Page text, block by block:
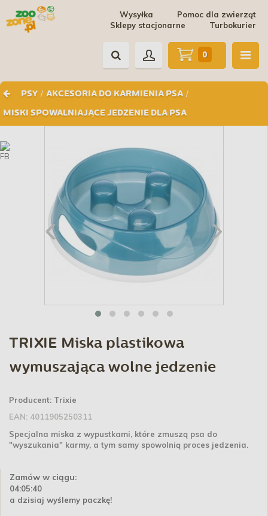
Pomoc dla zwierząt
Wysyłka
Turbokurier
Sklepy stacjonarne
PSY / AKCESORIA DO KARMIENIA PSA /
MISKI SPOWALNIAJĄCE JEDZENIE DLA PSA
0
TRIXIE Miska plastikowa
wymuszająca wolne jedzenie
Producent: Trixie
EAN: 4011905250311
Specjalna miska z wypustkami, które zmuszą psa do
"wyszukania" karmy, a tym samy spowolnią proces jedzenia.
Zamów w ciągu:
04:05:40
a dzisiaj wyślemy paczkę!